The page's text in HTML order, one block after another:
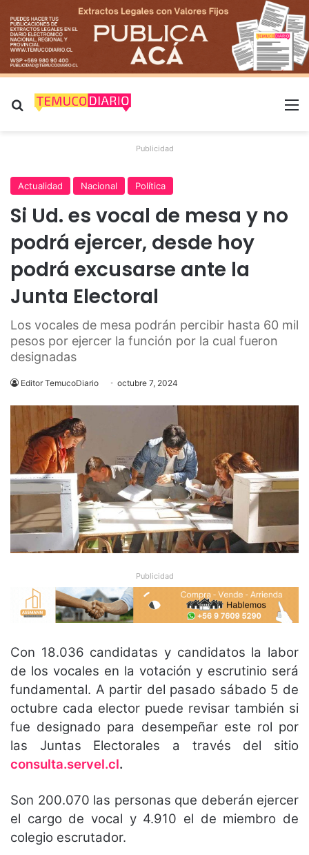
Buscar por
Publicidad
Actualidad Nacional Política
Si Ud. es vocal de mesa y no
podrá ejercer, desde hoy
podrá excusarse ante la
Junta Electoral
Los vocales de mesa podrán percibir hasta 60 mil
pesos por ejercer la función por la cual fueron
designadas
Editor TemucoDiario octubre 7, 2024
Publicidad
Con 18.036 candidatas y candidatos la labor
de los vocales en la votación y escrutinio será
fundamental. A partir del pasado sábado 5 de
octubre cada elector puede revisar también si
fue designado para desempeñar este rol por
las Juntas Electorales a través del sitio
consulta.servel.cl.
Son 200.070 las personas que deberán ejercer
el cargo de vocal y 4.910 el de miembro de
colegio escrutador.